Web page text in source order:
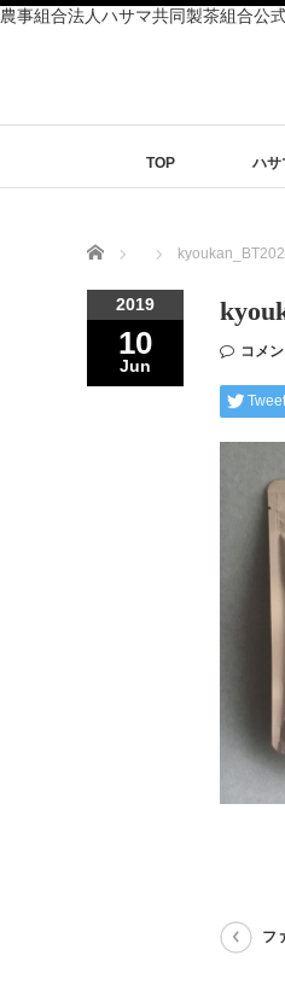
農事組合法人ハサマ共同製茶組合公
TOP ハサ
Home
2019
10
Jun
コメ
Tweet
フ